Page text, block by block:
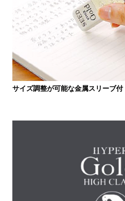
サイズ調整が可能な金属スリーブ付